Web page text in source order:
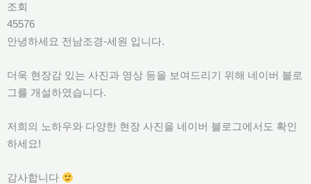
조회
45576
안녕하세요 전남조경-세원 입니다.
더욱 현장감 있는 사진과 영상 등을 보여드리기 위해 네이버 블로
그를 개설하였습니다.
저희의 노하우와 다양한 현장 사진을 네이버 블로그에서도 확인
하세요!
감사합니다